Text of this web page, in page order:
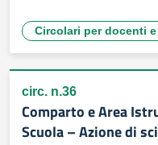
Circolari per docenti e
circ. n.36
Comparto e Area
Scuola – Azione di